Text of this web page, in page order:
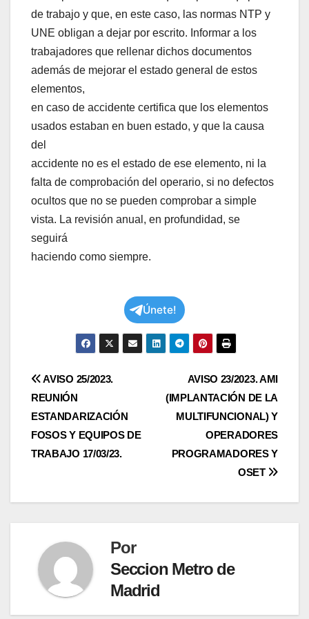
de trabajo y que, en este caso, las normas NTP y
UNE obligan a dejar por escrito. Informar a los
trabajadores que rellenar dichos documentos
además de mejorar el estado general de estos
elementos,
en caso de accidente certifica que los elementos
usados estaban en buen estado, y que la causa
del
accidente no es el estado de ese elemento, ni la
falta de comprobación del operario, si no defectos
ocultos que no se pueden comprobar a simple
vista. La revisión anual, en profundidad, se
seguirá
haciendo como siempre.
Únete!
Navegación
de
entradas
AVISO 23/2023. AMI
(IMPLANTACIÓN DE LA
MULTIFUNCIONAL) Y
OPERADORES
PROGRAMADORES Y
OSET
AVISO 25/2023.
REUNIÓN
ESTANDARIZACIÓN
FOSOS Y EQUIPOS DE
TRABAJO 17/03/23.
Por
Seccion Metro de
Madrid